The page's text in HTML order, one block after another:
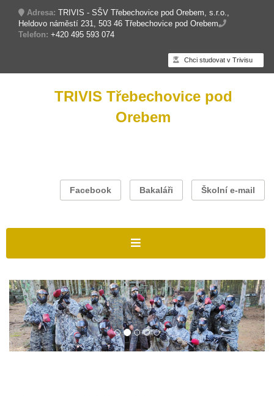
Adresa: TRIVIS - SŠV Třebechovice pod Orebem, s.r.o.,
Heldovo náměstí 231, 503 46 Třebechovice pod Orebem
Telefon: +420 495 593 074
Chci studovat v Trivisu
TRIVIS Třebechovice pod
Orebem
Facebook Bakaláři Školní e-mail